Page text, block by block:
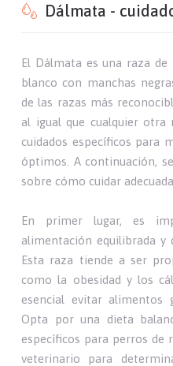
Dálmata -
El Dálmata es una raza
blanco con manchas
de las razas más
al igual que cualquier otra
cuidados específicos para
óptimos. A continuación,
sobre cómo cuidar
En primer lugar, es
alimentación equilibrada y
Esta raza tiende a ser
como la obesidad y los
esencial evitar alimentos
Opta por una dieta
específicos para perros de
veterinario para